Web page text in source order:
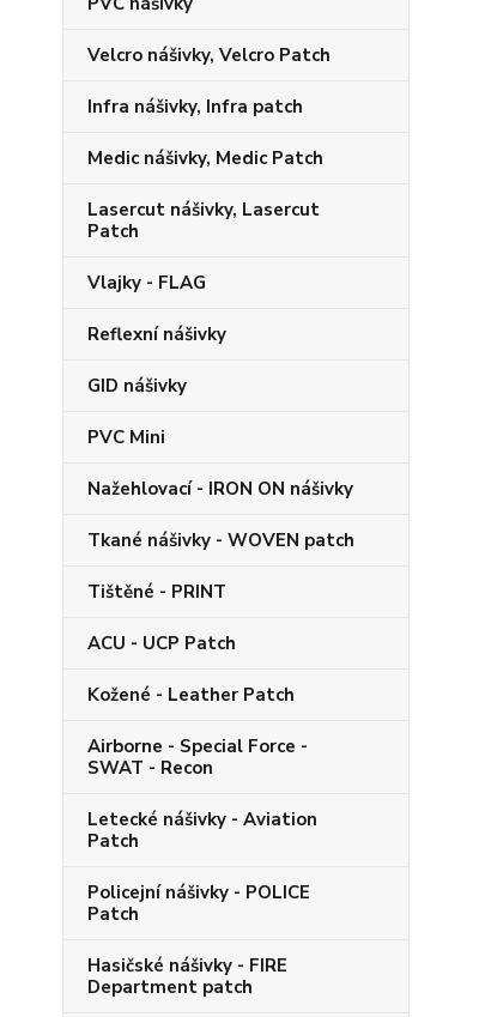
Velcro nášivky, Velcro Patch
Infra nášivky, Infra patch
Medic nášivky, Medic Patch
Lasercut nášivky, Lasercut
Patch
Vlajky - FLAG
Reflexní nášivky
GID nášivky
PVC Mini
Nažehlovací - IRON ON nášivky
Tkané nášivky - WOVEN patch
Tištěné - PRINT
ACU - UCP Patch
Kožené - Leather Patch
Airborne - Special Force -
SWAT - Recon
Letecké nášivky - Aviation
Patch
Policejní nášivky - POLICE
Patch
Hasičské nášivky - FIRE
Department patch